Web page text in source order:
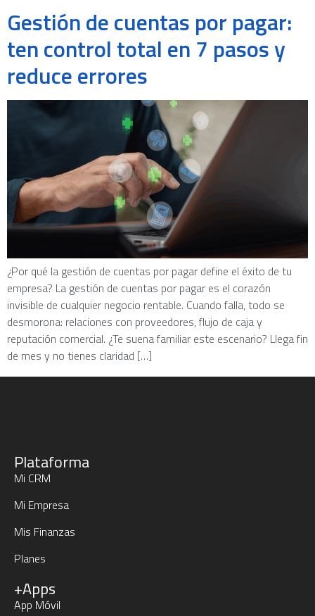
Gestión de cuentas por pagar:
ten control total en 7 pasos y
reduce errores
¿Por qué la gestión de cuentas por pagar define el éxito de tu
empresa? La gestión de cuentas por pagar es el corazón
invisible de cualquier negocio rentable. Cuando falla, todo se
desmorona: relaciones con proveedores, flujo de caja y
reputación comercial. ¿Te suena familiar este escenario? Llega fin
de mes y no tienes claridad […]
Plataforma
Mi CRM
Mi Empresa
Mis Finanzas
Planes
+Apps
App Móvil